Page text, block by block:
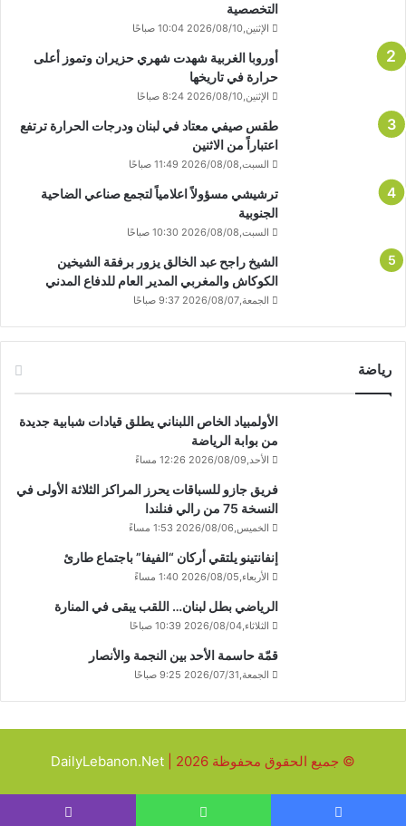
التخصصية
الإثنين,2026/08/10 10:04 صباحًا
أوروبا الغربية شهدت شهري حزيران وتموز أعلى
حرارة في تاريخها
الإثنين,2026/08/10 8:24 صباحًا
طقس صيفي معتاد في لبنان ودرجات الحرارة ترتفع
اعتباراً من الاثنين
السبت,2026/08/08 11:49 صباحًا
ترشيشي مسؤولاً اعلامياً لتجمع صناعي الضاحية
الجنوبية
السبت,2026/08/08 10:30 صباحًا
الشيخ راجح عبد الخالق يزور برفقة الشيخين
الكوكاش والمغربي المدير العام للدفاع المدني
الجمعة,2026/08/07 9:37 صباحًا
رياضة
الأولمبياد الخاص اللبناني يطلق قيادات شبابية جديدة
من بوابة الرياضة
الأحد,2026/08/09 12:26 مساءً
فريق جازو للسباقات يحرز المراكز الثلاثة الأولى في
النسخة 75 من رالي فنلندا
الخميس,2026/08/06 1:53 مساءً
إنفانتينو يلتقي أركان “الفيفا” باجتماع طارئ
الأربعاء,2026/08/05 1:40 مساءً
الرياضي بطل لبنان… اللقب يبقى في المنارة
الثلاثاء,2026/08/04 10:39 صباحًا
قمّة حاسمة الأحد بين النجمة والأنصار
الجمعة,2026/07/31 9:25 صباحًا
© جميع الحقوق محفوظة 2026 | DailyLebanon.Net